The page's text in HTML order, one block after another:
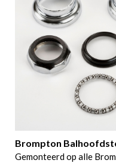
Brompton
Gemonteerd op alle